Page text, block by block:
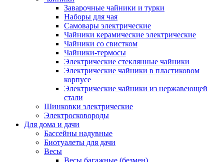
Заварочные чайники и турки
Наборы для чая
Самовары электрические
Чайники керамические электрические
Чайники со свистком
Чайники-термосы
Электрические стеклянные чайники
Электрические чайники в пластиковом
корпусе
Электрические чайники из нержавеющей
стали
Шинковки электрические
Электросковороды
Для дома и дачи
Бассейны надувные
Биотуалеты для дачи
Весы
Весы багажные (безмен)